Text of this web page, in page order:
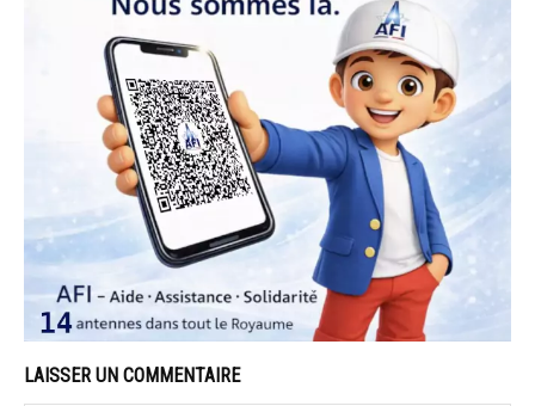
LAISSER UN COMMENTAIRE